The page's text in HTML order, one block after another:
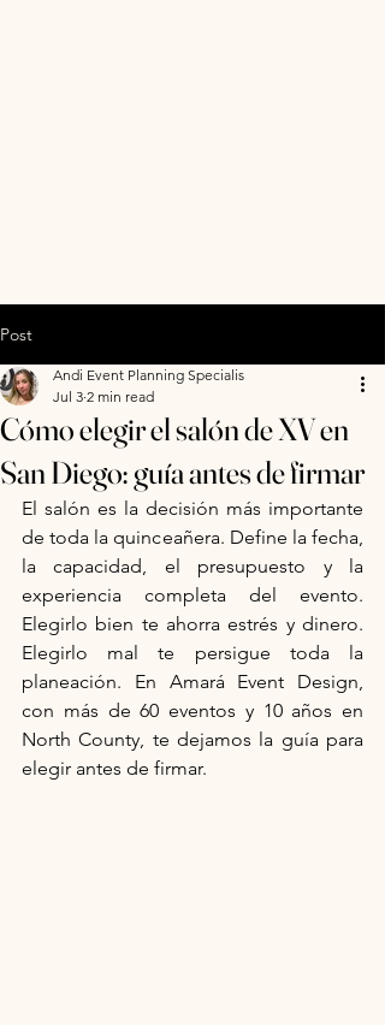
Post
Cómo elegir el salón de XV en
San Diego: guía antes de firmar
Andi Event Planning Specialis
Jul 3 2 min read
El salón es la decisión más importante
de toda la quinceañera. Define la fecha,
la capacidad, el presupuesto y la
experiencia completa del evento.
Elegirlo bien te ahorra estrés y dinero.
Elegirlo mal te persigue toda la
planeación. En Amará Event Design,
con más de 60 eventos y 10 años en
North County, te dejamos la guía para
elegir antes de firmar.